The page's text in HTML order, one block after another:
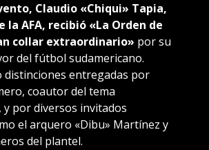
Claudio «Chiqui» Tapia,
la AFA, recibió «La Orden de
collar extraordinario» por su
del fútbol sudamericano.
distinciones entregadas por
coautor del tema
y por diversos invitados
el arquero «Dibu» Martínez y
del plantel.